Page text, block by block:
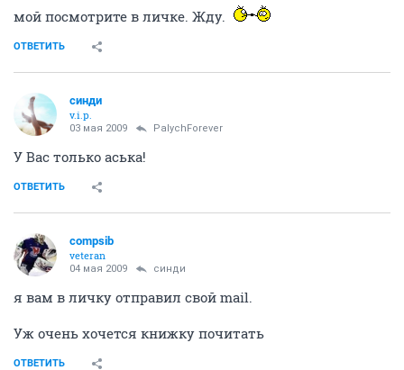
мой посмотрите в личке. Жду.
ОТВЕТИТЬ
синди
v.i.p.
03 мая 2009 PalychForever
У Вас только аська!
ОТВЕТИТЬ
compsib
veteran
04 мая 2009 синди
я вам в личку отправил свой mail.
Уж очень хочется книжку почитать
ОТВЕТИТЬ